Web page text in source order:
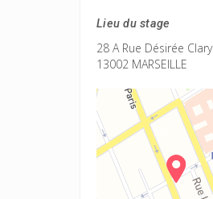
Lieu du stage
28 A Rue Désirée Clary
13002 MARSEILLE